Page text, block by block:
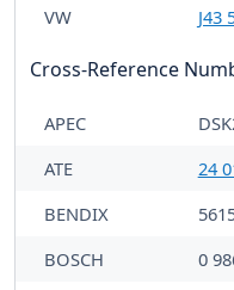
VW
J43
Cross-Reference
APEC
ATE
24
BENDIX
BOSCH
0